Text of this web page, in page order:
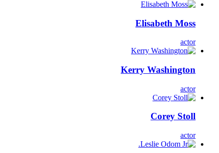
Elisabeth Moss
actor
Kerry Washington
actor
Corey Stoll
actor